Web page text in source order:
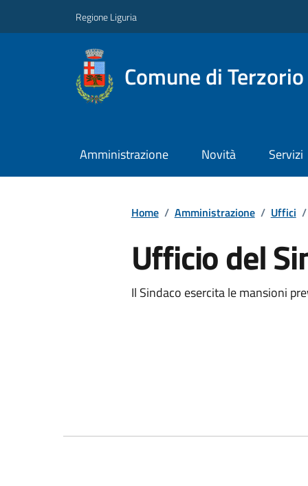
Regione Liguria
Comune di Terzorio
Amministrazione Novità Servizi
Home / Amministrazione / Uffici /
Ufficio del
Il Sindaco esercita le mansioni